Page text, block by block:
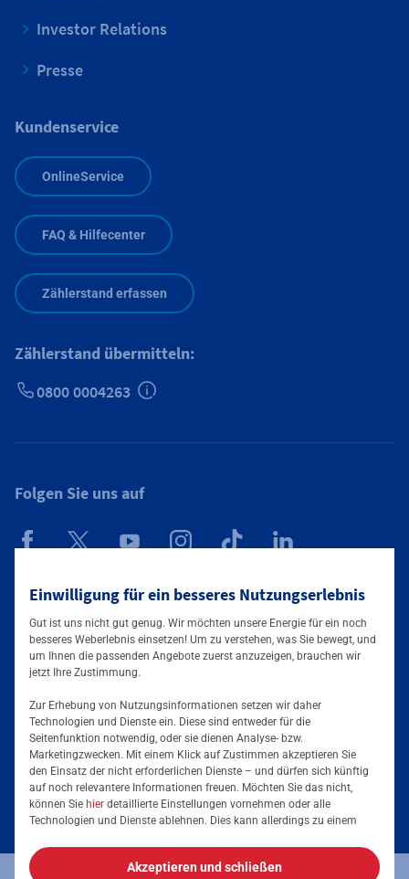
Einwilligung für ein besseres Nutzungserlebnis
Gut ist uns nicht gut genug. Wir möchten unsere Energie für ein noch
besseres Weberlebnis einsetzen! Um zu verstehen, was Sie bewegt, und
um Ihnen die passenden Angebote zuerst anzuzeigen, brauchen wir
jetzt Ihre Zustimmung.
Zur Erhebung von Nutzungsinformationen setzen wir daher
Technologien und Dienste ein. Diese sind entweder für die
Seitenfunktion notwendig, oder sie dienen Analyse- bzw.
Marketingzwecken. Mit einem Klick auf Zustimmen akzeptieren Sie
den Einsatz der nicht erforderlichen Dienste – und dürfen sich künftig
auf noch relevantere Informationen freuen. Möchten Sie das nicht,
können Sie hier detaillierte Einstellungen vornehmen oder alle
Technologien und Dienste ablehnen. Dies kann allerdings zu einem
jederzeit die volle Kontrolle über Ihre Daten, denn die Auswahl kann
jederzeit geändert werden. Weitere Informationen zur Mainova finden
Akzeptieren und schließen
Investor Relations
Presse
Kundenservice
OnlineService
FAQ & Hilfecenter
Zählerstand erfassen
Zählerstand übermitteln:
0800 0004263
Folgen Sie uns auf
Mainova App
Tarife & Lösungen
Strom für Unternehmen
Erdgas für Unternehmen
Energieeffizienz steigern
Services & Informationen
Podcast
Stromkennzeichnung